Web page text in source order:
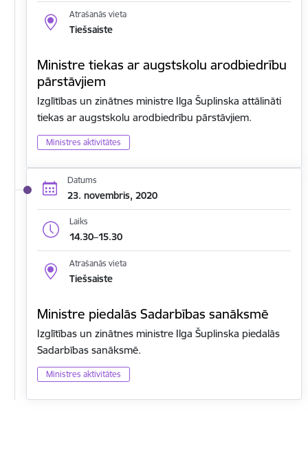
Atrašanās vieta
Tiešsaiste
Ministre tiekas ar augstskolu arodbiedrību
pārstāvjiem
Izglītības un zinātnes ministre Ilga Šuplinska attālināti
tiekas ar augstskolu arodbiedrību pārstāvjiem.
Ministres aktivitātes
Datums
23. novembris, 2020
Laiks
14.30–15.30
Atrašanās vieta
Tiešsaiste
Ministre piedalās Sadarbības sanāksmē
Izglītības un zinātnes ministre Ilga Šuplinska piedalās
Sadarbības sanāksmē.
Ministres aktivitātes